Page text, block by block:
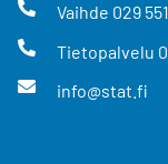
Vaihde 029
Tietopalvelu
info@stat.fi